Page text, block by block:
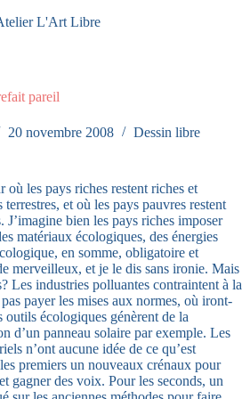
L'Art Libre
pareil
20 novembre 2008 Dessin libre
où les pays riches restent riches et
et où les pays pauvres restent
J’imagine bien les pays riches imposer
matériaux écologiques, des énergies
en somme, obligatoire et
merveilleux, et je le dis sans ironie. Mais
Les industries polluantes contraintent à la
payer les mises aux normes, où iront-
outils écologiques génèrent de la
d’un panneau solaire par exemple. Les
n’ont aucune idée de ce qu’est
premiers un nouveaux crénaux pour
gagner des voix. Pour les seconds, un